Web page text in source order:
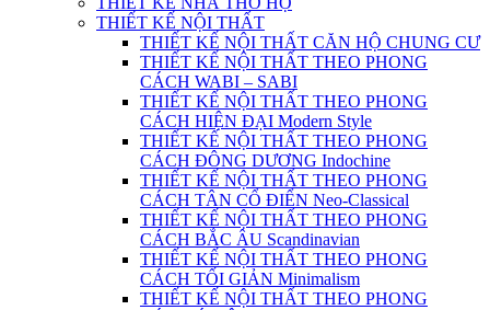
THIẾT KẾ NỘI THẤT
THIẾT KẾ NỘI THẤT CĂN HỘ CHUNG CƯ
THIẾT KẾ NỘI THẤT THEO PHONG
CÁCH WABI – SABI
THIẾT KẾ NỘI THẤT THEO PHONG
CÁCH HIỆN ĐẠI Modern Style
THIẾT KẾ NỘI THẤT THEO PHONG
CÁCH ĐÔNG DƯƠNG Indochine
THIẾT KẾ NỘI THẤT THEO PHONG
CÁCH TÂN CỔ ĐIỂN Neo-Classical
THIẾT KẾ NỘI THẤT THEO PHONG
CÁCH BẮC ÂU Scandinavian
THIẾT KẾ NỘI THẤT THEO PHONG
CÁCH TỐI GIẢN Minimalism
THIẾT KẾ NỘI THẤT THEO PHONG